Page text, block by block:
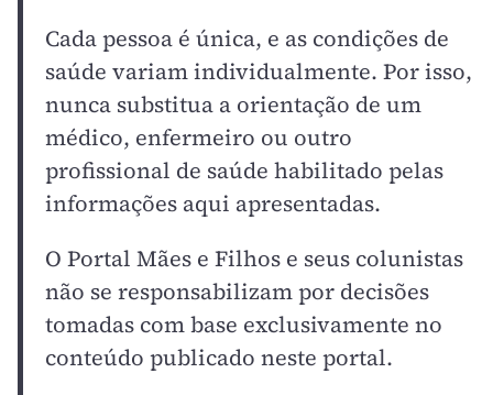
Cada pessoa é única, e as condições de
saúde variam individualmente. Por isso,
nunca substitua a orientação de um
médico, enfermeiro ou outro
profissional de saúde habilitado pelas
informações aqui apresentadas.
O Portal Mães e Filhos e seus colunistas
não se responsabilizam por decisões
tomadas com base exclusivamente no
conteúdo publicado neste portal.